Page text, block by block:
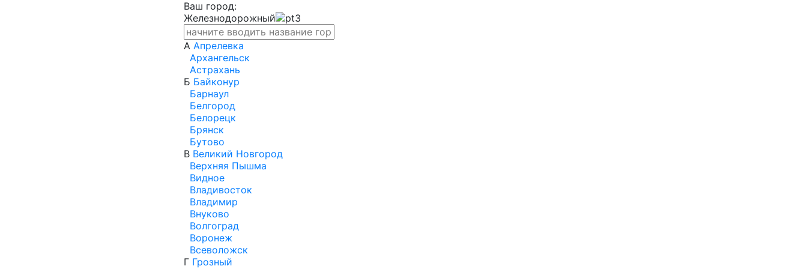
Ваш город:
Железнодорожный
А Апрелевка
Архангельск
Астрахань
Б Байконур
Барнаул
Белгород
Белорецк
Брянск
Бутово
В Великий Новгород
Верхняя Пышма
Видное
Владивосток
Владимир
Внуково
Волгоград
Воронеж
Всеволожск
Г Грозный